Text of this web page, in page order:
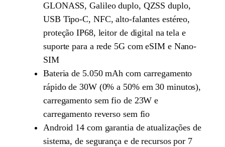
GLONASS, Galileo duplo, QZSS duplo,
USB Tipo-C, NFC, alto-falantes estéreo,
proteção IP68, leitor de digital na tela e
suporte para a rede 5G com eSIM e Nano-
SIM
Bateria de 5.050 mAh com carregamento
rápido de 30W (0% a 50% em 30 minutos),
carregamento sem fio de 23W e
carregamento reverso sem fio
Android 14 com garantia de atualizações de
sistema, de segurança e de recursos por 7